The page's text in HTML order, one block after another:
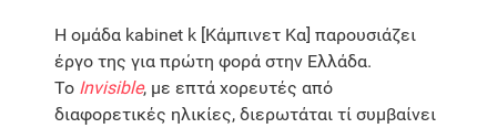
Η ομάδα kabinet k [Κάμπινετ Κα] παρουσιάζει
έργο της για πρώτη φορά στην Ελλάδα.
Το Invisible, με επτά χορευτές από
διαφορετικές ηλικίες, διερωτάται τί συμβαίνει